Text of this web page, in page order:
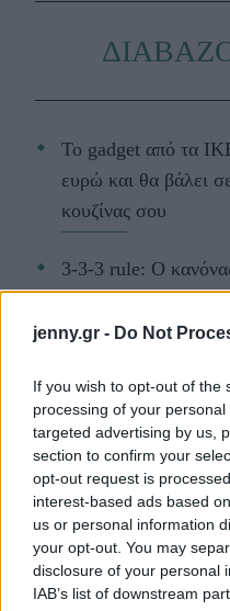
jenny.gr - Do Not
If you wish to opt-out of the
processing of your
targeted advertising by us,
section to confirm your
opt-out request is
interest-based ads based
us or personal information
your opt-out. You may
disclosure of your personal
IAB’s list of downstream
Το gadget από τα
ευρώ και θα βάλει
κουζίνας σου
3-3-3 rule: Ο
που ντύνεσαι
συνήθως κολλημένα
TAGS ΝΕΑ ΥΟΡΚΗ